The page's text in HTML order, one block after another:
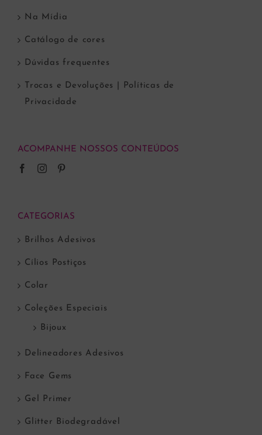
Na Mídia
Catálogo de cores
Dúvidas frequentes
Trocas e Devoluções | Políticas de
Privacidade
ACOMPANHE NOSSOS CONTEÚDOS
CATEGORIAS
Brilhos Adesivos
Cílios Postiços
Colar
Coleções Especiais
Bijoux
Delineadores Adesivos
Face Gems
Gel Primer
Glitter Biodegradável